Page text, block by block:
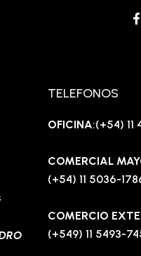
F
a
f
TELEFONOS
OFICINA:(+54) 11
COMERCIAL
(+54) 11 5036-
COMERCIO
(+549) 11 5493-